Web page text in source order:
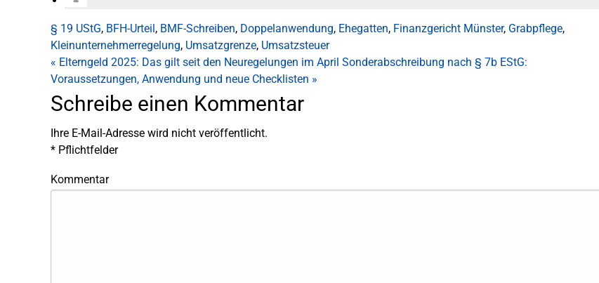
§ 19 UStG, BFH-Urteil, BMF-Schreiben, Doppelanwendung, Ehegatten, Finanzgericht Münster, Grabpflege,
Kleinunternehmerregelung, Umsatzgrenze, Umsatzsteuer
« Elterngeld 2025: Das gilt seit den Neuregelungen im April Sonderabschreibung nach § 7b EStG:
Voraussetzungen, Anwendung und neue Checklisten »
Schreibe einen Kommentar
Ihre E-Mail-Adresse wird nicht veröffentlicht.
* Pflichtfelder
Kommentar